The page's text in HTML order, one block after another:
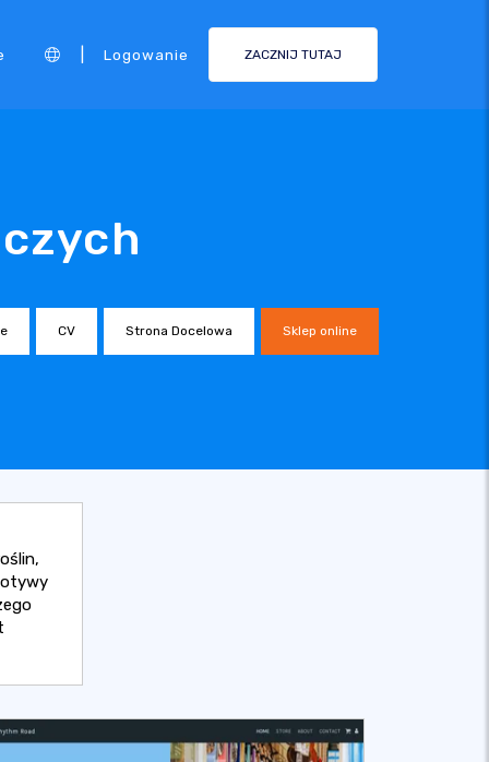
Logowanie ZACZNIJ TUTAJ
CV Strona Docelowa Sklep online